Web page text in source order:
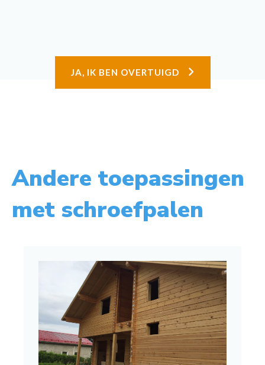
JA, IK BEN OVERTUIGD
Andere toepassingen
met schroefpalen
Bekijk toepassing